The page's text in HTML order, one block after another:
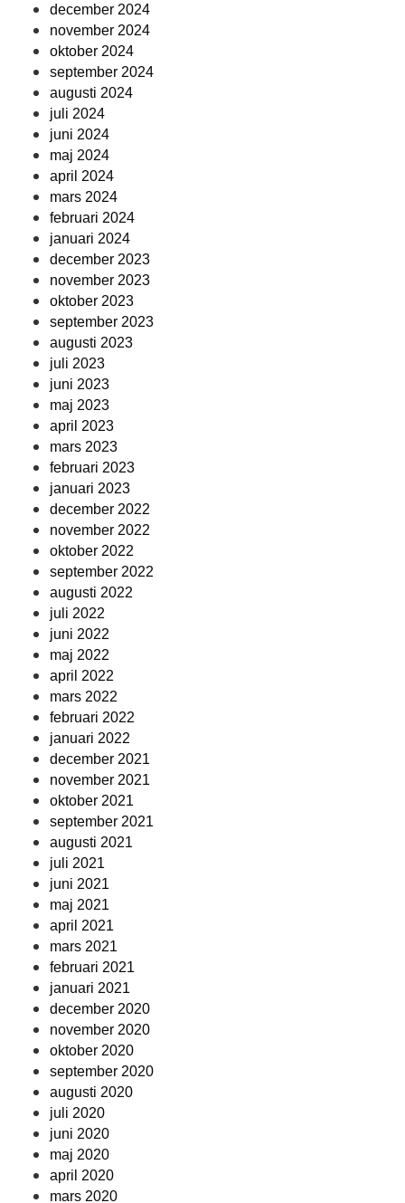
december 2024
november 2024
oktober 2024
september 2024
augusti 2024
juli 2024
juni 2024
maj 2024
april 2024
mars 2024
februari 2024
januari 2024
december 2023
november 2023
oktober 2023
september 2023
augusti 2023
juli 2023
juni 2023
maj 2023
april 2023
mars 2023
februari 2023
januari 2023
december 2022
november 2022
oktober 2022
september 2022
augusti 2022
juli 2022
juni 2022
maj 2022
april 2022
mars 2022
februari 2022
januari 2022
december 2021
november 2021
oktober 2021
september 2021
augusti 2021
juli 2021
juni 2021
maj 2021
april 2021
mars 2021
februari 2021
januari 2021
december 2020
november 2020
oktober 2020
september 2020
augusti 2020
juli 2020
juni 2020
maj 2020
april 2020
mars 2020